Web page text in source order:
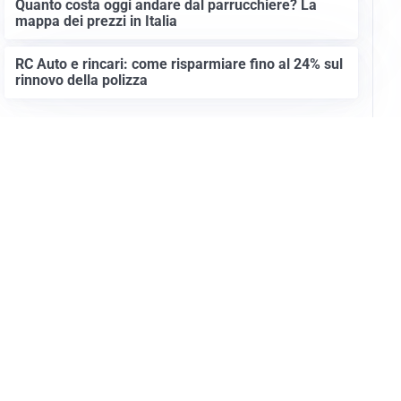
Quanto costa oggi andare dal parrucchiere? La
mappa dei prezzi in Italia
RC Auto e rincari: come risparmiare fino al 24% sul
rinnovo della polizza